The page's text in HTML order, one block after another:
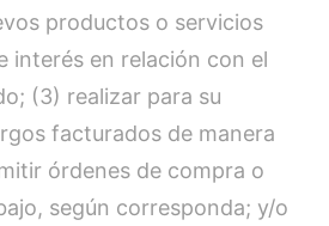
productos o servicios
interés en relación con el
(3) realizar para su
facturados de manera
órdenes de compra o
según corresponda; y/o